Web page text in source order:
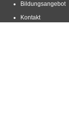
Bildungsangebot
Kontakt